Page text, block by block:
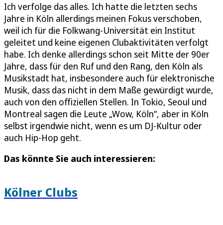
Ich verfolge das alles. Ich hatte die letzten sechs
Jahre in Köln allerdings meinen Fokus verschoben,
weil ich für die Folkwang-Universität ein Institut
geleitet und keine eigenen Clubaktivitäten verfolgt
habe. Ich denke allerdings schon seit Mitte der 90er
Jahre, dass für den Ruf und den Rang, den Köln als
Musikstadt hat, insbesondere auch für elektronische
Musik, dass das nicht in dem Maße gewürdigt wurde,
auch von den offiziellen Stellen. In Tokio, Seoul und
Montreal sagen die Leute „Wow, Köln“, aber in Köln
selbst irgendwie nicht, wenn es um DJ-Kultur oder
auch Hip-Hop geht.
Das könnte Sie auch interessieren:
Kölner Clubs